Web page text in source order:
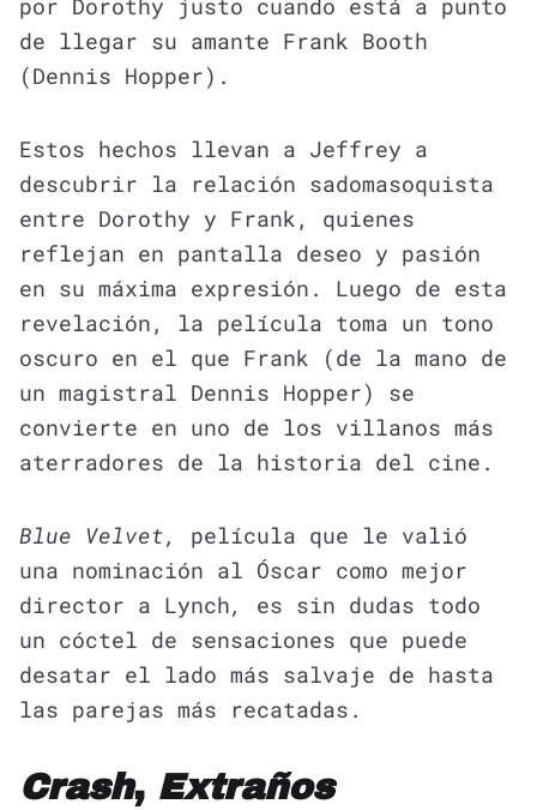
por Dorothy justo cuando está a punto
de llegar su amante Frank Booth
(Dennis Hopper).
Estos hechos llevan a Jeffrey a
descubrir la relación sadomasoquista
entre Dorothy y Frank, quienes
reflejan en pantalla deseo y pasión
en su máxima expresión. Luego de esta
revelación, la película toma un tono
oscuro en el que Frank (de la mano de
un magistral Dennis Hopper) se
convierte en uno de los villanos más
aterradores de la historia del cine.
Blue Velvet, película que le valió
una nominación al Óscar como mejor
director a Lynch, es sin dudas todo
un cóctel de sensaciones que puede
desatar el lado más salvaje de hasta
las parejas más recatadas.
Crash, Extraños